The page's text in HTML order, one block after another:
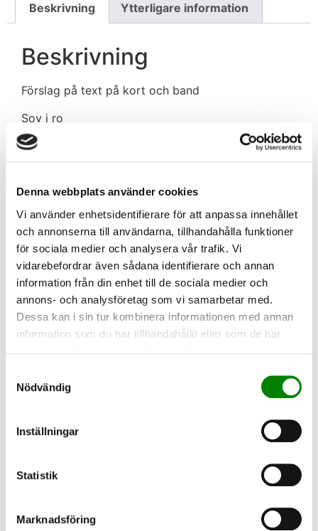
Denna webbplats använder cookies
Vi använder enhetsidentifierare för att anpassa innehållet
och annonserna till användarna, tillhandahålla funktioner
för sociala medier och analysera vår trafik. Vi
vidarebefordrar även sådana identifierare och annan
information från din enhet till de sociala medier och
annons- och analysföretag som vi samarbetar med.
Dessa kan i sin tur kombinera informationen med annan
information som du har tillhandahållit eller som de har
Nödvändig
Inställningar
Statistik
Marknadsföring
Beskrivning Ytterligare information
Beskrivning
Förslag på text på kort och band
Sov i ro
Sov gott
Sov så gott
Vila i frid
Fridfull vila
Ett sista varmt farväl
Ett sista tack och farväl
Tack och farväl
Tack för din kärlek och omsorg
Tack för den tid vi fick tillsammans
I ljust minne bevarad
Jag/Vi kommer aldrig att glömma dig